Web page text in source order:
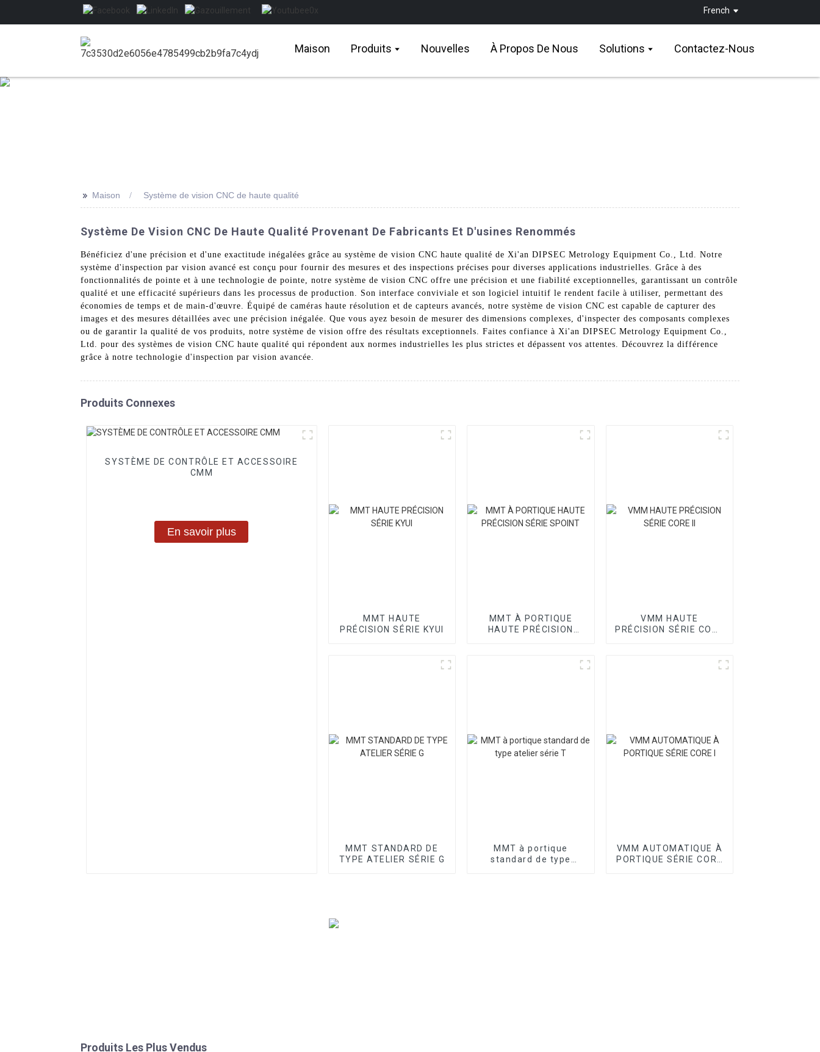
French
Maison Produits Nouvelles À Propos De Nous Solutions Contactez-Nous
>> Maison Système de vision CNC de haute qualité
Système De Vision CNC De Haute Qualité Provenant De Fabricants Et D'usines Renommés
Bénéficiez d'une précision et d'une exactitude inégalées grâce au système de vision CNC haute qualité de Xi'an DIPSEC Metrology Equipment Co., Ltd. Notre
système d'inspection par vision avancé est conçu pour fournir des mesures et des inspections précises pour diverses applications industrielles. Grâce à des
fonctionnalités de pointe et à une technologie de pointe, notre système de vision CNC offre une précision et une fiabilité exceptionnelles, garantissant un contrôle
qualité et une efficacité supérieurs dans les processus de production. Son interface conviviale et son logiciel intuitif le rendent facile à utiliser, permettant des
économies de temps et de main-d'œuvre. Équipé de caméras haute résolution et de capteurs avancés, notre système de vision CNC est capable de capturer des
images et des mesures détaillées avec une précision inégalée. Que vous ayez besoin de mesurer des dimensions complexes, d'inspecter des composants complexes
ou de garantir la qualité de vos produits, notre système de vision offre des résultats exceptionnels. Faites confiance à Xi'an DIPSEC Metrology Equipment Co.,
Ltd. pour des systèmes de vision CNC haute qualité qui répondent aux normes industrielles les plus strictes et dépassent vos attentes. Découvrez la différence
grâce à notre technologie d'inspection par vision avancée.
Produits Connexes
SYSTÈME DE CONTRÔLE ET ACCESSOIRE
CMM
En savoir plus
MMT HAUTE
PRÉCISION SÉRIE KYUI
MMT À PORTIQUE
HAUTE PRÉCISION
VMM HAUTE
PRÉCISION SÉRIE CORE
MMT STANDARD DE
TYPE ATELIER SÉRIE G
MMT à portique
standard de type
VMM AUTOMATIQUE À
PORTIQUE SÉRIE CORE
Produits Les Plus Vendus